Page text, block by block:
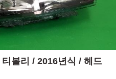
볼리 / 2016년식 / 헤드